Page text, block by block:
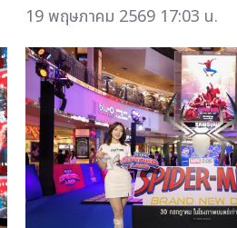
19 พฤษภาคม 2569 17:03 น.